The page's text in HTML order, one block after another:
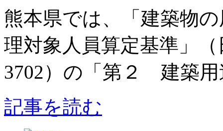
熊本県では、「建築物
理対象人員算定基準
3702）の「第２ 建築用
記事を読む